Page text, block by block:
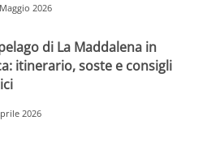
2026
di La Maddalena in
itinerario, soste e consigli
2026